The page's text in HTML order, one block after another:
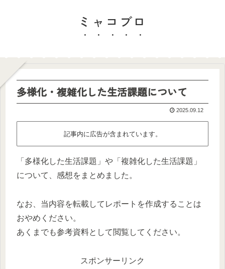
ミャコブロ
多様化・複雑化した生活課題について
2025.09.12
記事内に広告が含まれています。
「多様化した生活課題」や「複雑化した生活課題」
について、感想をまとめました。
なお、当内容を転載してレポートを作成することは
おやめください。
あくまでも参考資料として閲覧してください。
スポンサーリンク